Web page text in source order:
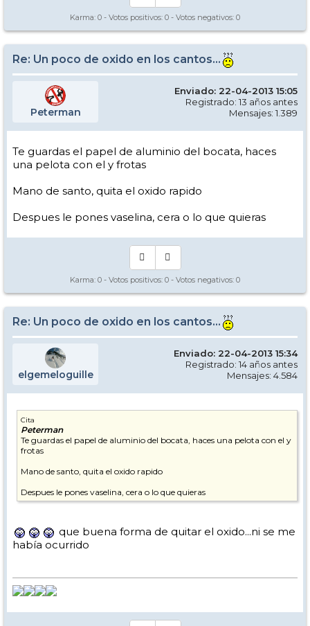
Karma: 0 - Votos positivos: 0 - Votos negativos: 0
Re: Un poco de oxido en los cantos...
Peterman
Enviado: 22-04-2013 15:05
Registrado: 13 años antes
Mensajes: 1.389
Te guardas el papel de aluminio del bocata, haces
una pelota con el y frotas
Mano de santo, quita el oxido rapido
Despues le pones vaselina, cera o lo que quieras
Karma: 0 - Votos positivos: 0 - Votos negativos: 0
Re: Un poco de oxido en los cantos...
elgemeloguille
Enviado: 22-04-2013 15:34
Registrado: 14 años antes
Mensajes: 4.584
Cita
Peterman
Te guardas el papel de aluminio del bocata, haces una pelota con el y
frotas
Mano de santo, quita el oxido rapido
Despues le pones vaselina, cera o lo que quieras
que buena forma de quitar el oxido...ni se me
había ocurrido